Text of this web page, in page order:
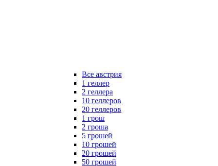
Все австрия
1 геллер
2 геллера
10 геллеров
20 геллеров
1 грош
2 гроша
5 грошей
10 грошей
20 грошей
50 грошей